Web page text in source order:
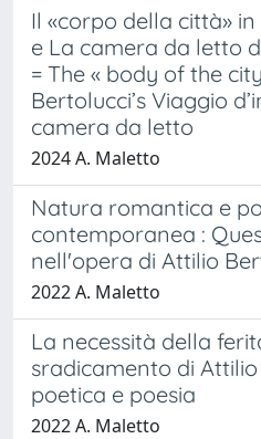
Il «corpo della città»
e La camera da letto
= The « body of the
Bertolucci’s Viaggio
camera da letto
2024 A. Maletto
Natura romantica e
contemporanea :
nell'opera di Attilio
2022 A. Maletto
La necessità della
sradicamento di
poetica e poesia
2022 A. Maletto